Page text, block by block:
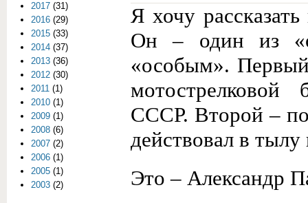
Я хочу
Он – один из
«особым».
СССР. Второй –
действовал в
Это – Александр
2017 (31)
2016 (29)
2015 (33)
2014 (37)
2013 (36)
2012 (30)
2011 (1)
2010 (1)
2009 (1)
2008 (6)
2007 (2)
2006 (1)
2005 (1)
2003 (2)